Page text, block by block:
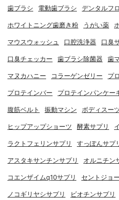
歯ブラシ 電動歯ブラシ デンタルフ
ホワイトニング歯磨き粉 うがい薬
マウスウォッシュ 口腔洗浄器 口臭
口臭チェッカー 歯ブラシ除菌器 歯
マヌカハニー コラーゲンゼリー プ
プロテインバー プロテインパンケー
腹筋ベルト 振動マシン ボディスー
ヒップアップショーツ 酵素サプリ
ラクトフェリンサプリ すっぽんサプ
アスタキサンチンサプリ オルニチン
コエンザイムq10サプリ セントジョ
ノコギリヤシサプリ ビオチンサプリ